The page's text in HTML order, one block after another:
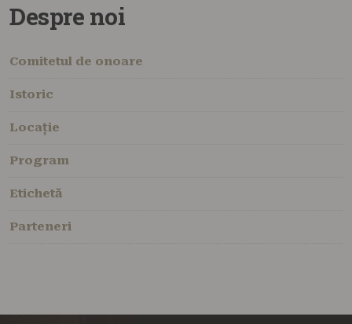
Despre noi
Comitetul de onoare
Istoric
Locație
Program
Etichetă
Parteneri